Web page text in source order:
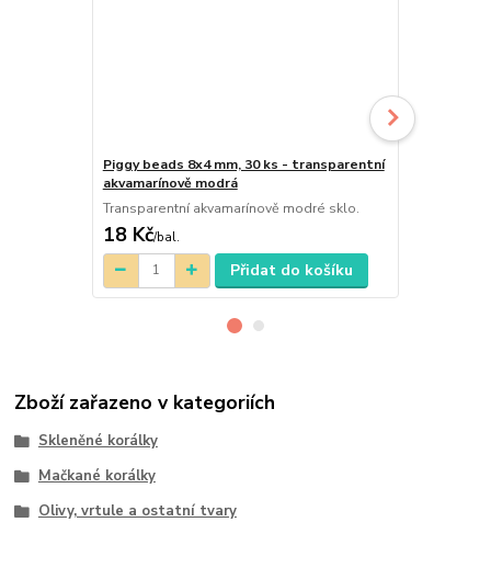
Piggy beads 8x4 mm, 30 ks - transparentní
akvamarínově modrá
Transparentní akvamarínově modré sklo.
18 Kč/bal.
Přidat do košíku
Zboží zařazeno v kategoriích
Skleněné korálky
Mačkané korálky
Olivy, vrtule a ostatní tvary